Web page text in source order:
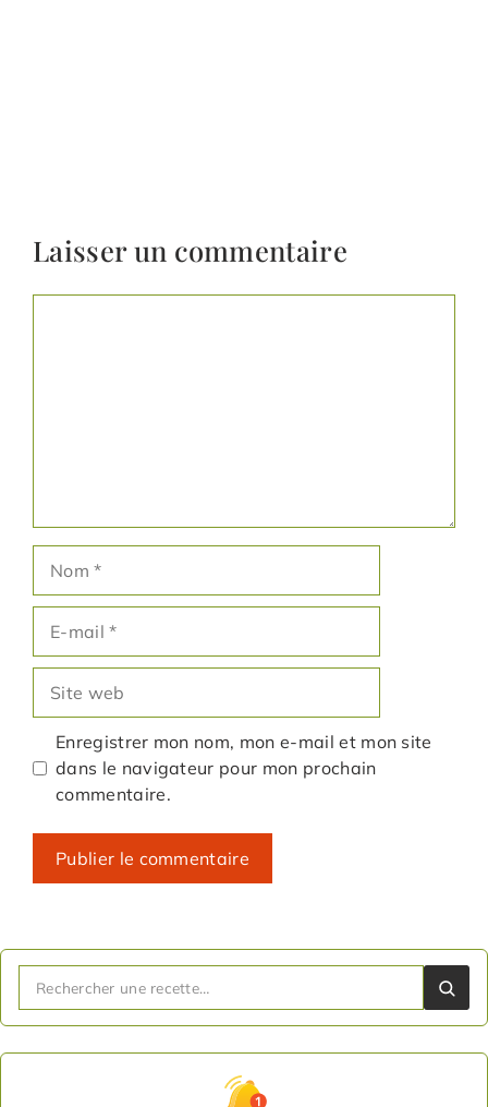
Laisser un commentaire
mail
web
Enregistrer mon nom, mon e-mail et mon site
dans le navigateur pour mon prochain
commentaire.